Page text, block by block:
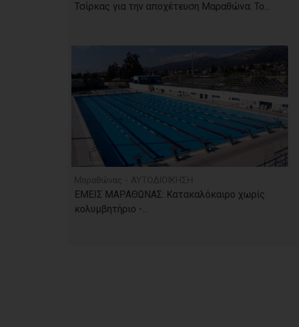
Τσίρκας για την αποχέτευση Μαραθώνα: Το...
ΕΜΕΙΣ ΜΑΡΑΘΩΝΑΣ: Κατακαλόκαιρο χωρίς
κολυμβητήριο -...